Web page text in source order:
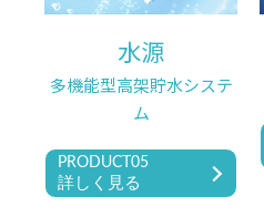
水源
多機能型高架貯水システ
ム
PRODUCT05
詳しく見る